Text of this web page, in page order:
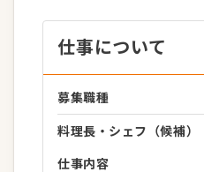
仕事について
募集職種
料理長・シェフ（候補）
仕事内容